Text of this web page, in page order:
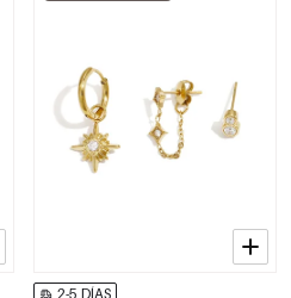
2-5 DÍAS